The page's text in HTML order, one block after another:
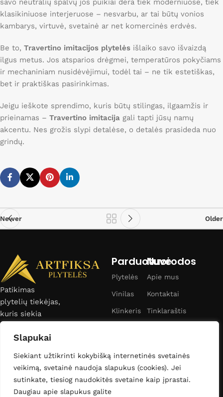
Slapukai
Siekiant užtikrinti kokybišką internetinės svetainės
veikimą, svetainė naudoja slapukus (cookies). Jei
sutinkate, tiesiog naudokitės svetaine kaip įprastai.
Daugiau apie slapukus galite
savo neutralių spalvų jos puikiai dera tiek moderniuose, tiek
klasikiniuose interjeruose – nesvarbu, ar tai būtų vonios
kambarys, virtuvė, svetainė ar net komercinės erdvės.
Be to, Travertino imitacijos plytelės išlaiko savo išvaizdą
ilgus metus. Jos atsparios drėgmei, temperatūros pokyčiams
ir mechaniniam nusidėvėjimui, todėl tai – ne tik estetiškas,
bet ir praktiškas pasirinkimas.
Jeigu ieškote sprendimo, kuris būtų stilingas, ilgaamžis ir
prieinamas – Travertino imitacija gali tapti jūsų namų
akcentu. Nes grožis slypi detalėse, o detalės prasideda nuo
grindų.
Newer Older
Patikimas
plytelių tiekėjas,
kuris siekia
užtikrinti platų
pasirinkimą,
profesionalų
Parduotuvė
Plytelės
Vinilas
Klinkeris
Nuorodos
Apie mus
Kontaktai
Tinklaraštis